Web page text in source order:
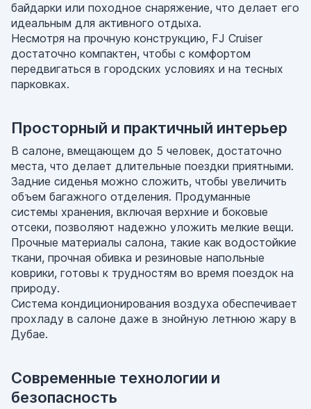
байдарки или походное снаряжение, что делает его
идеальным для активного отдыха.
Несмотря на прочную конструкцию, FJ Cruiser
достаточно компактен, чтобы с комфортом
передвигаться в городских условиях и на тесных
парковках.
Просторный и практичный интерьер
В салоне, вмещающем до 5 человек, достаточно
места, что делает длительные поездки приятными.
Задние сиденья можно сложить, чтобы увеличить
объем багажного отделения. Продуманные
системы хранения, включая верхние и боковые
отсеки, позволяют надежно уложить мелкие вещи.
Прочные материалы салона, такие как водостойкие
ткани, прочная обивка и резиновые напольные
коврики, готовы к трудностям во время поездок на
природу.
Система кондиционирования воздуха обеспечивает
прохладу в салоне даже в знойную летнюю жару в
Дубае.
Современные технологии и
безопасность